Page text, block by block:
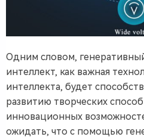
Одним словом,
интеллект, как важная
интеллекта, будет
развитию творческих
инновационных
ожидать, что с помощью